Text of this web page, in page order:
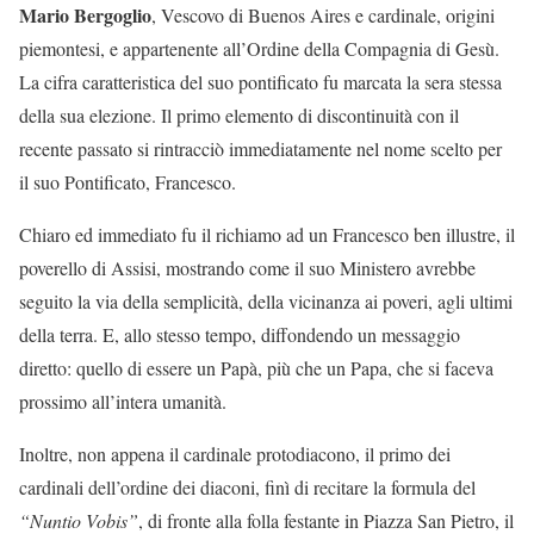
Mario Bergoglio, Vescovo di Buenos Aires e cardinale, origini
piemontesi, e appartenente all’Ordine della Compagnia di Gesù.
La cifra caratteristica del suo pontificato fu marcata la sera stessa
della sua elezione. Il primo elemento di discontinuità con il
recente passato si rintracciò immediatamente nel nome scelto per
il suo Pontificato, Francesco.
Chiaro ed immediato fu il richiamo ad un Francesco ben illustre, il
poverello di Assisi, mostrando come il suo Ministero avrebbe
seguito la via della semplicità, della vicinanza ai poveri, agli ultimi
della terra. E, allo stesso tempo, diffondendo un messaggio
diretto: quello di essere un Papà, più che un Papa, che si faceva
prossimo all’intera umanità.
Inoltre, non appena il cardinale protodiacono, il primo dei
cardinali dell’ordine dei diaconi, finì di recitare la formula del
“Nuntio Vobis”, di fronte alla folla festante in Piazza San Pietro, il